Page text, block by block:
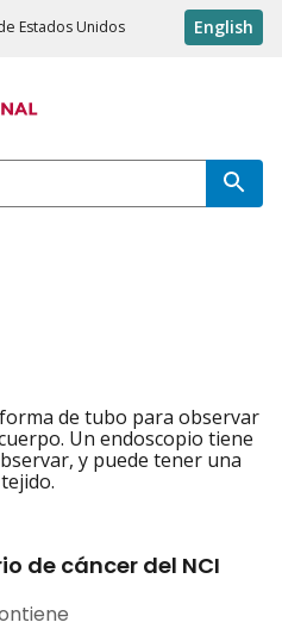
Estados Unidos English
de tubo para observar
Un endoscopio tiene
y puede tener una
de cáncer del NCI